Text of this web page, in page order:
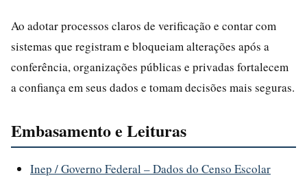
Ao adotar processos claros de verificação e contar com
sistemas que registram e bloqueiam alterações após a
conferência, organizações públicas e privadas fortalecem
a confiança em seus dados e tomam decisões mais seguras.
Embasamento e Leituras
Inep / Governo Federal – Dados do Censo Escolar